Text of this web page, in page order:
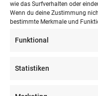
wie das Surfverhalten oder
Wenn du deine Zustimmung
bestimmte Merkmale und
Funktional
Statistiken
Regionales
Mobilität
Mobilitätsprojekte
Hilde Lastenradverleih